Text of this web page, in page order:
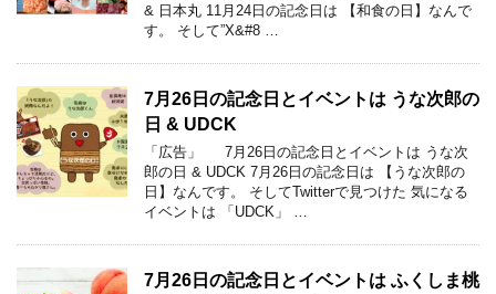
& 日本丸 11月24日の記念日は 【和食の日】なんで
す。 そして”X&#8 …
7月26日の記念日とイベントは うな次郎の
日 & UDCK
「広告」 7月26日の記念日とイベントは うな次
郎の日 & UDCK 7月26日の記念日は 【うな次郎の
日】なんです。 そしてTwitterで見つけた 気になる
イベントは 「UDCK」 …
7月26日の記念日とイベントは ふくしま桃